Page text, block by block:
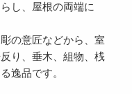
し、屋根の両端に
の意匠などから、室
り、垂木、組物、桟
逸品です。